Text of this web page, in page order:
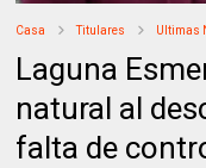
Casa Titulares Ultimas
Laguna
natural al
falta de